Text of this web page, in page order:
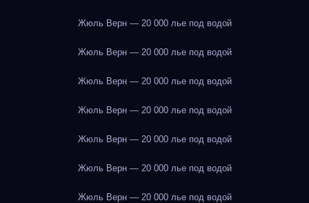
Жюль Верн — 20 000 лье под водой
Жюль Верн — 20 000 лье под водой
Жюль Верн — 20 000 лье под водой
Жюль Верн — 20 000 лье под водой
Жюль Верн — 20 000 лье под водой
Жюль Верн — 20 000 лье под водой
Жюль Верн — 20 000 лье под водой